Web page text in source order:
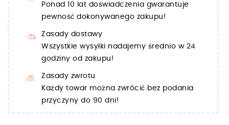
Ponad 10 lat doświadczenia gwarantuje
pewność dokonywanego zakupu!
Zasady dostawy
Wszystkie wysyłki nadajemy średnio w 24
godziny od zakupu!
Zasady zwrotu
Każdy towar można zwrócić bez podania
przyczyny do 90 dni!